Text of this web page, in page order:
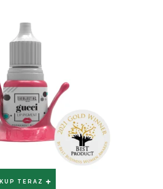
KUP TERAZ